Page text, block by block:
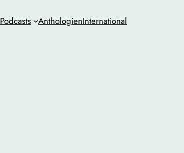
Podcasts AnthologienInternational